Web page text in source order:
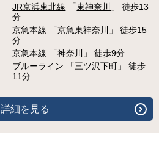
JR京浜東北線 「東神奈川
」 徒歩13
分
京急本線 「京急東神奈川
」 徒歩15
分
京急本線 「神奈川
」 徒歩9分
ブルーライン 「三ツ沢下町 」 徒歩
11分
詳細を見る